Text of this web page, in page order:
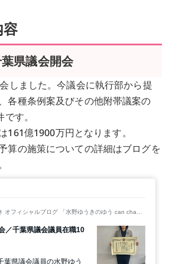
県議会開会
しました。今議会に執行部から提
各種条例案及びその他附帯議案の
す。
161億1900万円となります。
算の施策についての詳細はブログを